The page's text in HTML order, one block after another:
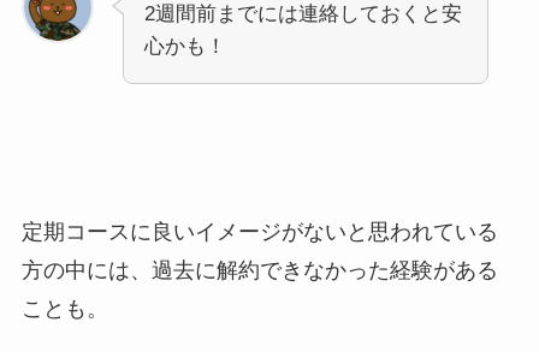
2週間前までには連絡しておくと安
心かも！
定期コースに良いイメージがないと思われている
方の中には、過去に解約できなかった経験がある
ことも。